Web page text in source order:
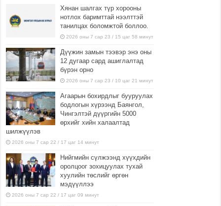
Хянан шалгах түр хорооны
нотлох баримттай нээлттэй
танилцах боломжтой боллоо.
2026 оны 7 сар 23 / 15 цаг 58 минут
Дүүжин замын тээвэр энэ оны
12 дугаар сард ашиглалтад
бүрэн орно
2026 оны 7 сар 23 / 10 цаг 21 минут
Агаарын бохирдлыг бууруулах
бодлогын хүрээнд Баянгол,
Чингэлтэй дүүргийн 5000
өрхийг хийн халаалтад
шилжүүлэв
2026 оны 7 сар 22 / 17 цаг 14 минут
Нийгмийн сүлжээнд хүүхдийн
оролцоог зохицуулах тухай
хуулийн төслийг өргөн
мэдүүллээ
2026 оны 7 сар 22 / 17 цаг 09 минут